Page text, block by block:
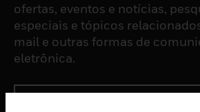
ofertas, eventos e notícias,
especiais e tópicos
mail e outras formas de
eletrônica.